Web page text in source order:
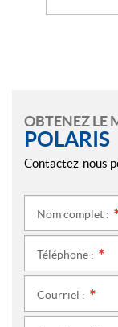
OBTENEZ LE
POLARIS
Contactez-nous
Nom complet :
Téléphone :
Courriel :